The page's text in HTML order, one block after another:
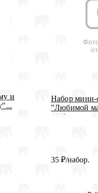
и
Набор мини-
"Любимой
(наб...
35 ₽/набор.